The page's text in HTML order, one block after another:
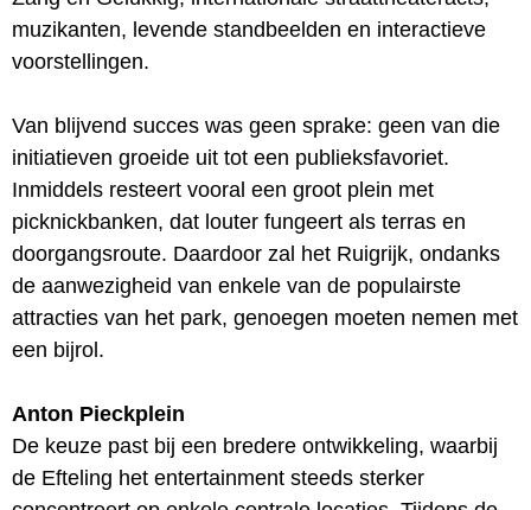
muzikanten, levende standbeelden en interactieve
voorstellingen.
Van blijvend succes was geen sprake: geen van die
initiatieven groeide uit tot een publieksfavoriet.
Inmiddels resteert vooral een groot plein met
picknickbanken, dat louter fungeert als terras en
doorgangsroute. Daardoor zal het Ruigrijk, ondanks
de aanwezigheid van enkele van de populairste
attracties van het park, genoegen moeten nemen met
een bijrol.
Anton Pieckplein
De keuze past bij een bredere ontwikkeling, waarbij
de Efteling het entertainment steeds sterker